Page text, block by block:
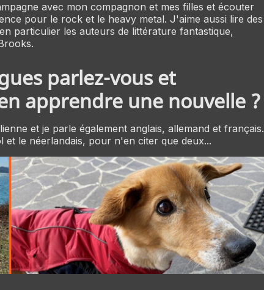
avec mon compagnon et mes filles et écouter
pour le rock et le heavy metal. J'aime aussi lire des
particulier les auteurs de littérature fantastique,
parlez-vous et
apprendre une nouvelle ?
et je parle également anglais, allemand et français.
le néerlandais, pour n'en citer que deux...